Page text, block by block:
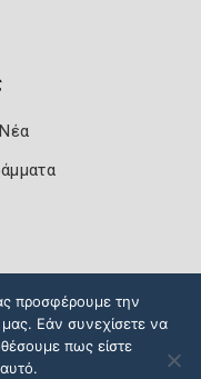
προσφέρουμε την
μας. Εάν συνεχίσετε να
πως είστε